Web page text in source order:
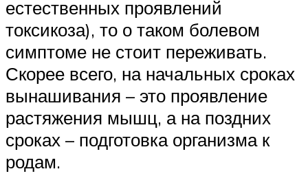
естественных проявлений
токсикоза), то о таком болевом
симптоме не стоит переживать.
Скорее всего, на начальных сроках
вынашивания – это проявление
растяжения мышц, а на поздних
сроках – подготовка организма к
родам.